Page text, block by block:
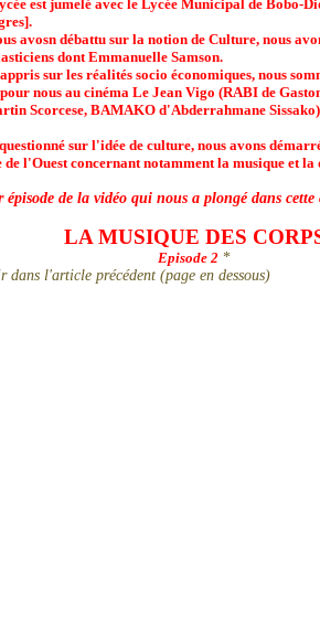
est jumelé avec le Lycée Municipal de Bobo-
avosn débattu sur la notion de Culture, nous
dont Emmanuelle Samson.
sur les réalités socio économiques, nous
nous au cinéma Le Jean Vigo (RABI de
Scorcese, BAMAKO d'Abderrahmane
sur l'idée de culture, nous avons
l'Ouest concernant notamment la musique et la
de la vidéo qui nous a plongé dans cette
LA MUSIQUE DES
Episode 2 *
dans l'article précédent (page en dessous)